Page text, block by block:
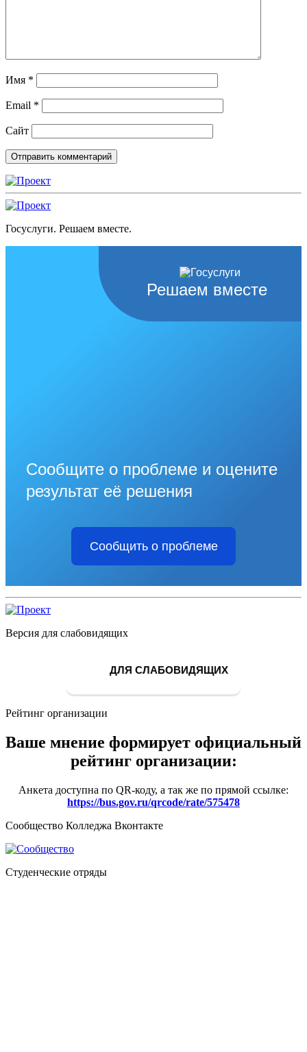
Имя *
Email *
Сайт
Госуслуги. Решаем вместе.
Решаем вместе
Сообщите о проблеме и оцените
результат её решения
Сообщить о проблеме
Версия для слабовидящих
ДЛЯ СЛАБОВИДЯЩИХ
Рейтинг организации
Ваше мнение формирует официальный
рейтинг организации:
Анкета доступна по QR-коду, а так же по прямой ссылке:
https://bus.gov.ru/qrcode/rate/575478
Сообщество Колледжа Вконтакте
Студенческие отряды